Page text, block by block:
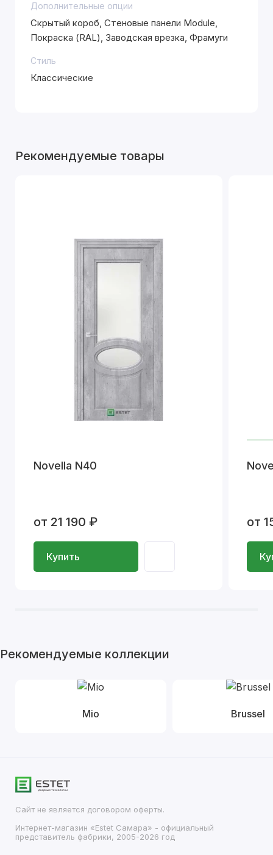
Дополнительные опции
Скрытый короб, Стеновые панели Module,
Покраска (RAL), Заводская врезка, Фрамуги
Стиль
Классические
Рекомендуемые товары
Novella N40
от 21 190 ₽
Купить
от
Рекомендуемые коллекции
Mio Brussel
Сайт не является договором оферты.
Интернет-магазин «Estet Самара» - официальный
представитель фабрики, 2005-2026 год